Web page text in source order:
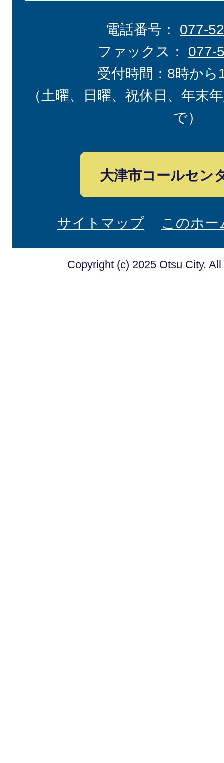
電話番号： 077-
ファックス： 077-
受付時間：8時から
（土曜、日曜、祝休日、年末
で）
大津市コールセン
サイトマップ このホ
Copyright (c) 2025 Otsu City.